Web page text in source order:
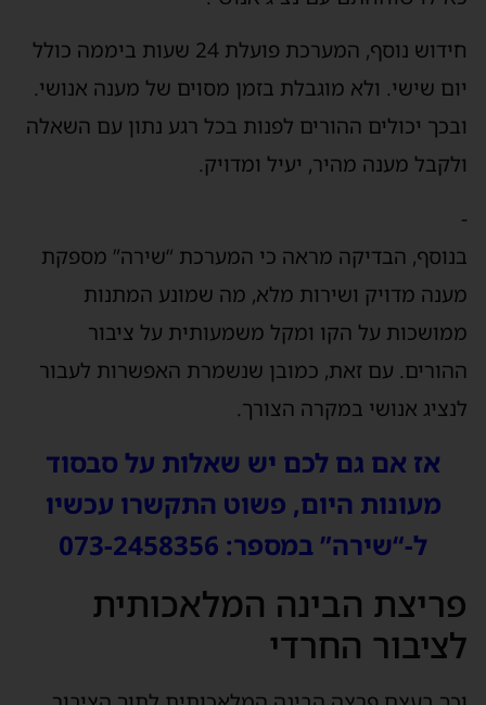
חידוש נוסף, המערכת פועלת 24 שעות ביממה כולל
יום שישי. ולא מוגבלת בזמן מסוים של מענה אנושי.
ובכך יכולים ההורים לפנות בכל רגע נתון עם השאלה
ולקבל מענה מהיר, יעיל ומדויק.
-
בנוסף, הבדיקה מראה כי המערכת “שירה” מספקת
מענה מדויק ושירות מלא, מה שמונע המתנות
ממושכות על הקו ומקל משמעותית על ציבור
ההורים. עם זאת, כמובן שנשמרת האפשרות לעבור
לנציג אנושי במקרה הצורך.
אז אם גם לכם יש שאלות על סבסוד
מעונות היום, פשוט התקשרו עכשיו
ל-“שירה” במספר: 073-2458356
פריצת הבינה המלאכותית
לציבור החרדי